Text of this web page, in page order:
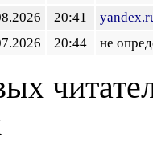
20:41
20:44 не